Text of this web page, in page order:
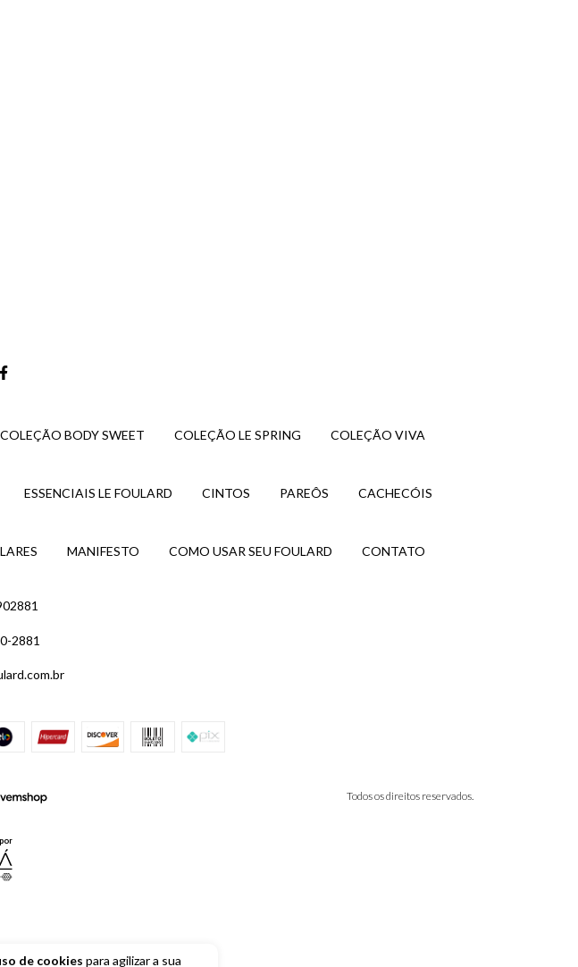
de cookies para agilizar a sua
COLEÇÃO BODY SWEET COLEÇÃO LE SPRING COLEÇÃO VIVA
ESSENCIAIS LE FOULARD CINTOS PAREÔS CACHECÓIS
MANIFESTO COMO USAR SEU FOULARD CONTATO
2881
Todos os direitos reservados.